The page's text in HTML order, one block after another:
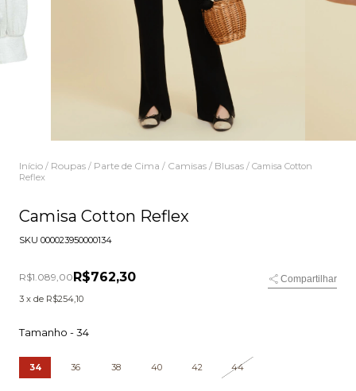
Início / Roupas / Parte de Cima / Camisas / Blusas / Camisa Cotton
Reflex
Camisa Cotton Reflex
SKU 000023950000134
R$1.089,00 R$762,30
Compartilhar
3 x de R$254,10
Tamanho -34
34 36 38 40 42 44